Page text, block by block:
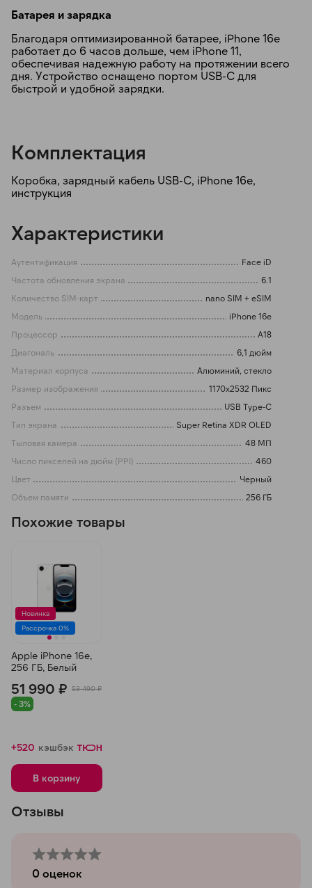
Батарея и зарядка
Благодаря оптимизированной батарее, iPhone 16e
работает до 6 часов дольше, чем iPhone 11,
обеспечивая надежную работу на протяжении всего
дня. Устройство оснащено портом USB-C для
быстрой и удобной зарядки.
Комплектация
Коробка, зарядный кабель USB-C, iPhone 16e,
инструкция
Характеристики
Аутентификация
Face iD
Частота обновления экрана
6.1
Количество SIM-карт
nano SIM + eSIM
Модель
iPhone 16e
Процессор
A18
Диагональ
6,1 дюйм
Материал корпуса
Алюминий, стекло
Размер изображения
1170x2532 Пикс
Разъем
USB Type-C
Тип экрана
Super Retina XDR OLED
Тыловая камера
48 МП
Число пикселей на дюйм (PPI)
460
Цвет
Черный
Объем памяти
256 ГБ
Похожие товары
Новинка
Рассрочка 0%
Apple iPhone 16e,
256 ГБ, Белый
51 990 ₽ 53 490 ₽
- 3%
+520 кэшбэк
В корзину
Отзывы
0 оценок